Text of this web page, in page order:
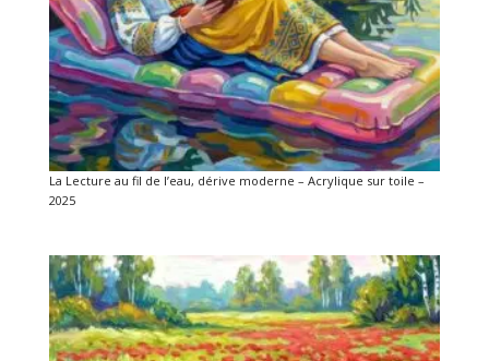
La Lecture au fil de l’eau, dérive moderne – Acrylique sur toile –
2025